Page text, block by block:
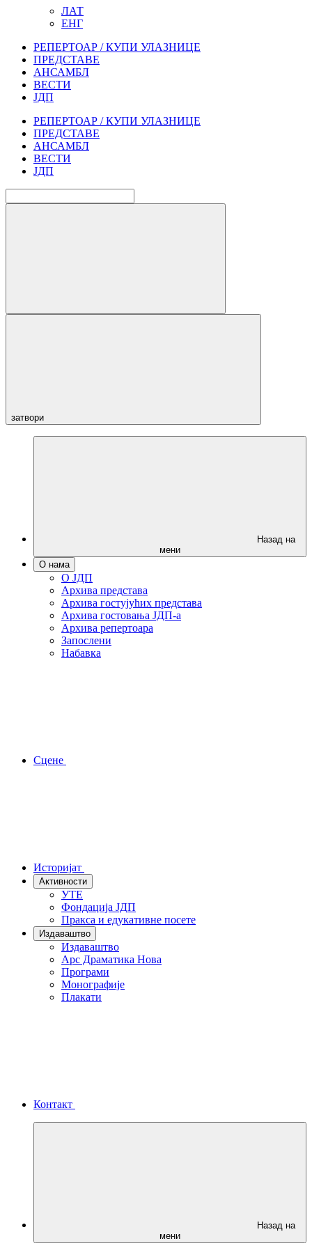
ЛАТ
ЕНГ
РЕПЕРТОАР / КУПИ УЛАЗНИЦЕ
ПРЕДСТАВЕ
АНСАМБЛ
ВЕСТИ
ЈДП
РЕПЕРТОАР / КУПИ УЛАЗНИЦЕ
ПРЕДСТАВЕ
АНСАМБЛ
ВЕСТИ
ЈДП
затвори
Назад на
мени
О нама
О ЈДП
Архива представа
Архива гостујућих представа
Архива гостовања ЈДП-а
Архива репертоара
Запослени
Набавка
Сцене
Историјат
Активности
УТЕ
Фондација ЈДП
Пракса и едукативне посете
Издаваштво
Издаваштво
Арс Драматика Нова
Програми
Монографије
Плакати
Контакт
Назад на
мени